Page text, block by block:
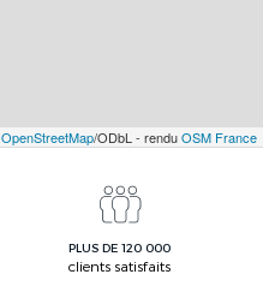
OpenStreetMap/ODbL - renduOSM France
PLUS DE 120 000
clients satisfaits